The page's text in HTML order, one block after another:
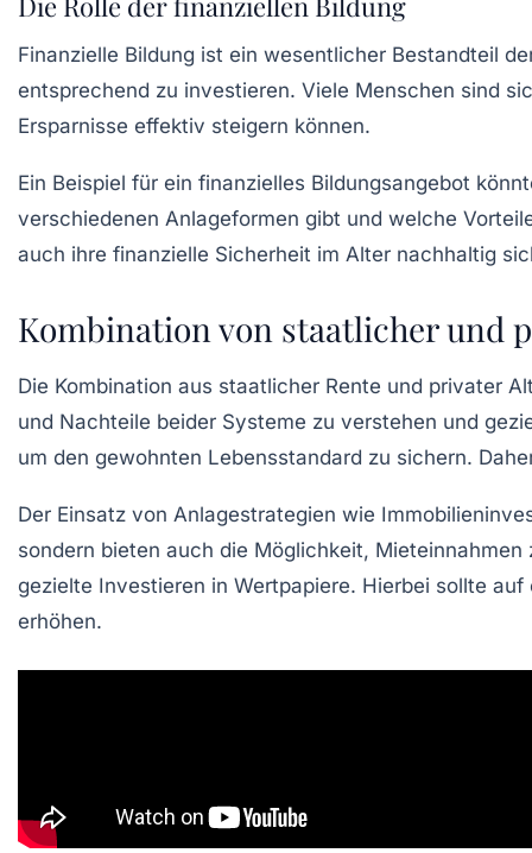
Finanzielle Bildung ist ein wesentlicher Bestandteil
entsprechend zu investieren. Viele Menschen sind
Ersparnisse effektiv steigern können.
Ein Beispiel für ein finanzielles Bildungsangebot
verschiedenen Anlageformen gibt und welche
auch ihre finanzielle Sicherheit im Alter nachhaltig
Kombination von staatlicher und
Die Kombination aus staatlicher Rente und privater
und Nachteile beider Systeme zu verstehen und
um den gewohnten Lebensstandard zu sichern.
Der Einsatz von Anlagestrategien wie
sondern bieten auch die Möglichkeit,
gezielte Investieren in Wertpapiere. Hierbei sollte
erhöhen.